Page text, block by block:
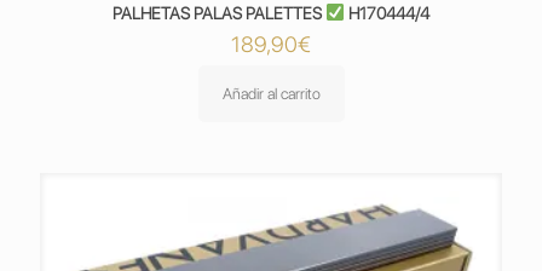
PALHETAS PALAS PALETTES
H170444/4
189,90€
Añadir al carrito